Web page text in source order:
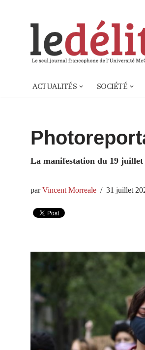
ACTUALITÉS SOCIÉTÉ
La manifestation du 19 juillet
parVincent Morreale 31 juillet